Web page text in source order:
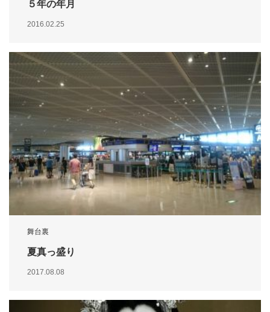
５年の年月
2016.02.25
舞台裏
夏真っ盛り
2017.08.08